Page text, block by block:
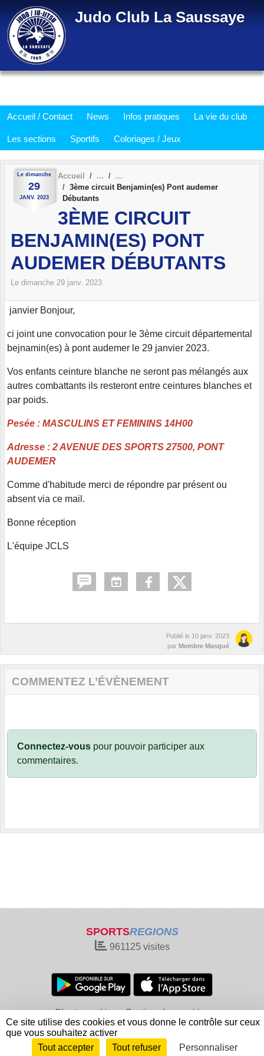
Judo Club La Saussaye
Accueil / Contact News Infos pratiques La vie du club
Les sections Sportifs Coloriages / Jeux
Le dimanche
29
JANV. 2023
Accueil
3ème circuit Benjamin(es) Pont audemer
Débutants
3ÈME CIRCUIT
BENJAMIN(ES) PONT
AUDEMER DÉBUTANTS
Le dimanche 29 janv. 2023
janvier Bonjour,
ci joint une convocation pour le 3ème circuit départemental
bejnamin(es) à pont audemer le 29 janvier 2023.
Vos enfants ceinture blanche ne seront pas mélangés aux
autres combattants ils resteront entre ceintures blanches et
par poids.
Pesée : MASCULINS ET FEMININS 14H00
Adresse : 2 AVENUE DES SPORTS 27500, PONT
AUDEMER
Comme d'habitude merci de répondre par présent ou
absent via ce mail.
Bonne réception
L'équipe JCLS
Publié le 10 janv. 2023
par Membre Masqué
COMMENTEZ L’ÉVÈNEMENT
Connectez-vous pour pouvoir participer aux
commentaires.
SPORTSREGIONS
961125 visites
Charte cookies
Gestion des cookies
Informations légales
Signaler un contenu inapproprié
Envie de participer ? Connexion
Panneau de gestion des cookies
Ce site utilise des cookies et vous donne le contrôle sur ceux
que vous souhaitez activer
Tout accepter
Tout refuser Personnaliser